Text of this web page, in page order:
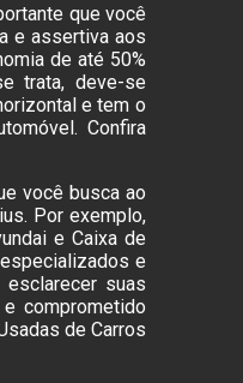
que você
e assertiva aos
de até 50%
trata, deve-se
e tem o
Confira
você busca ao
Por exemplo,
e Caixa de
e
suas
comprometido
de Carros